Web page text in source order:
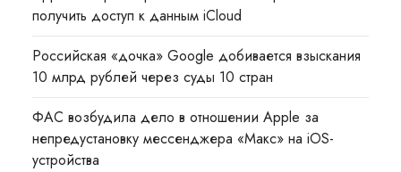
получить доступ к данным iCloud
Российская «дочка» Google добивается взыскания
10 млрд рублей через суды 10 стран
ФАС возбудила дело в отношении Apple за
непредустановку мессенджера «Макс» на iOS-
устройства